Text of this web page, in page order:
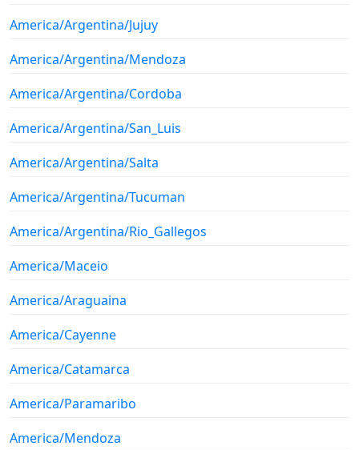
America/Argentina/Jujuy
America/Argentina/Mendoza
America/Argentina/Cordoba
America/Argentina/San_Luis
America/Argentina/Salta
America/Argentina/Tucuman
America/Argentina/Rio_Gallegos
America/Maceio
America/Araguaina
America/Cayenne
America/Catamarca
America/Paramaribo
America/Mendoza